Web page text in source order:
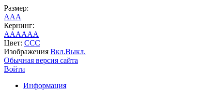
Размер:
AAA
Кернинг:
AAAAAA
Цвет: CCC
Изображения Вкл.Выкл.
Обычная версия сайта
Войти
Информация